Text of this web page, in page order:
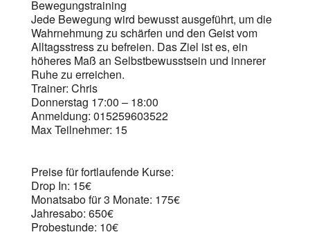
Bewegungstraining
Jede Bewegung wird bewusst ausgeführt, um die
Wahrnehmung zu schärfen und den Geist vom
Alltagsstress zu befreien. Das Ziel ist es, ein
höheres Maß an Selbstbewusstsein und innerer
Ruhe zu erreichen.
Trainer: Chris
Donnerstag 17:00 – 18:00
Anmeldung: 015259603522
Max Teilnehmer: 15
Preise für fortlaufende Kurse:
Drop In: 15€
Monatsabo für 3 Monate: 175€
Jahresabo: 650€
Probestunde: 10€